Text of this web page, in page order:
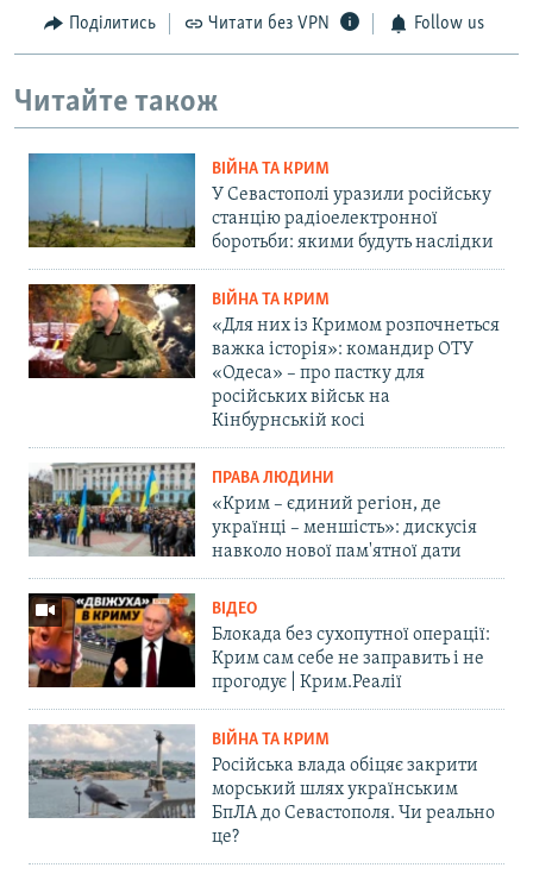
Поділитись Читати без VPN Follow us
Читайте також
ВІЙНА ТА КРИМ
У Севастополі уразили російську
станцію радіоелектронної
боротьби: якими будуть наслідки
ВІЙНА ТА КРИМ
«Для них із Кримом розпочнеться
важка історія»: командир ОТУ
«Одеса» – про пастку для
російських військ на
Кінбурнській косі
ПРАВА ЛЮДИНИ
«Крим – єдиний регіон, де
українці – меншість»: дискусія
навколо нової пам'ятної дати
ВІДЕО
Блокада без сухопутної операції:
Крим сам себе не заправить і не
прогодує | Крим.Реалії
ВІЙНА ТА КРИМ
Російська влада обіцяє закрити
морський шлях українським
БпЛА до Севастополя. Чи реально
це?